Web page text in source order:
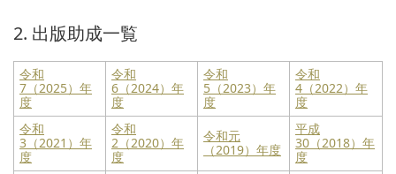
2. 出版助成一覧
令和
7（2025）年
度
令和
6（2024）年
度
令和
5（2023）年
度
令和
4（2022）年
度
令和
3（2021）年
度
令和
2（2020）年
度
令和元
（2019）年度
平成
30（2018）年
度